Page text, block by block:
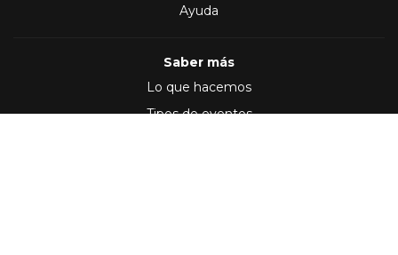
Ayuda
Saber más
Lo que hacemos
Tipos de eventos